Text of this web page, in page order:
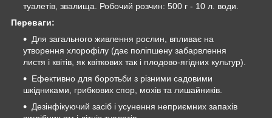
туалетів, звалища. Робочий розчин: 500 г - 10 л. води.
Переваги:
Для загального живлення рослин, впливає на
утворення хлорофілу (дає поліпшену забарвлення
листя і квітів, як квіткових так і плодово-ягідних культур).
Ефективно для боротьби з різними садовими
шкідниками, грибкових спор, мохів та лишайників.
Дезінфікуючий засіб і усунення неприємних запахів